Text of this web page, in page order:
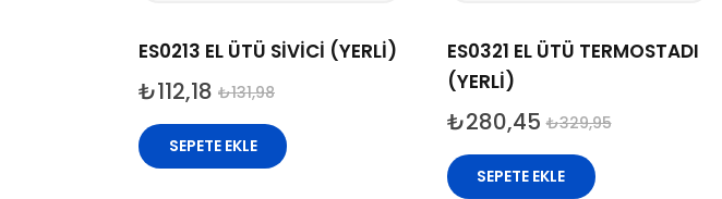
ES0213 EL ÜTÜ SİVİCİ (YERLİ)
₺131,98
₺112,18
SEPETE EKLE
ES0321 EL ÜTÜ TERMOSTADI
(YERLİ)
₺329,95
₺280,45
SEPETE EKLE